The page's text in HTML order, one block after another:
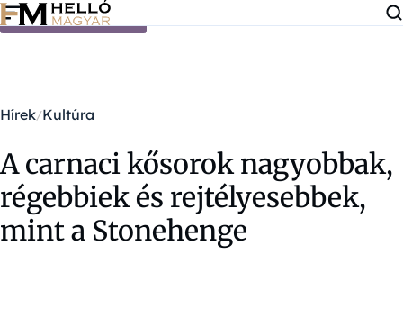
Ugrás a tartalomra
Hírek Kultúra
A carnaci kősorok nagyobbak,
régebbiek és rejtélyesebbek,
mint a Stonehenge